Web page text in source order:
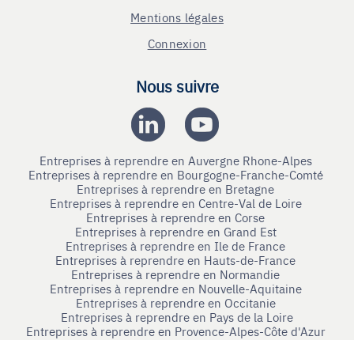
Mentions légales
Connexion
Nous suivre
Entreprises à reprendre en Auvergne Rhone-Alpes
Entreprises à reprendre en Bourgogne-Franche-Comté
Entreprises à reprendre en Bretagne
Entreprises à reprendre en Centre-Val de Loire
Entreprises à reprendre en Corse
Entreprises à reprendre en Grand Est
Entreprises à reprendre en Ile de France
Entreprises à reprendre en Hauts-de-France
Entreprises à reprendre en Normandie
Entreprises à reprendre en Nouvelle-Aquitaine
Entreprises à reprendre en Occitanie
Entreprises à reprendre en Pays de la Loire
Entreprises à reprendre en Provence-Alpes-Côte d'Azur